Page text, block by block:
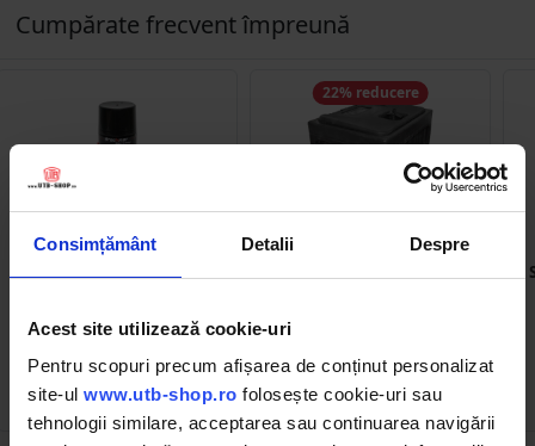
Consimțământ Detalii Despre
Acest site utilizează cookie-uri
Pentru scopuri precum afișarea de conținut personalizat
site-ul www.utb-shop.ro folosește cookie-uri sau
tehnologii similare, acceptarea sau continuarea navigării
Cumpărate frecvent împreună
BK83002
Spray degripant
10.09 RON
22% reducere
196.90 RON
153.36 RON